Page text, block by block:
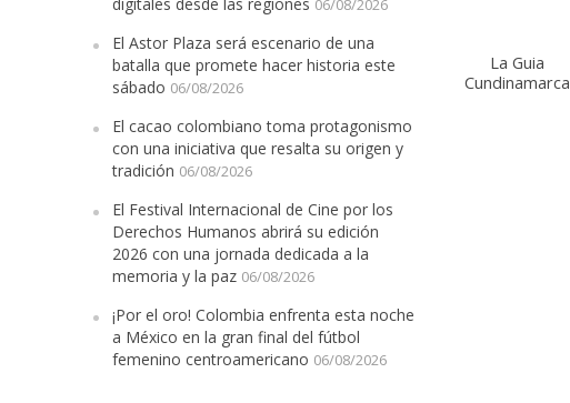
06/08/2026
El Astor Plaza será escenario de una
batalla que promete hacer historia este
sábado 06/08/2026
El cacao colombiano toma protagonismo
con una iniciativa que resalta su origen y
tradición 06/08/2026
El Festival Internacional de Cine por los
Derechos Humanos abrirá su edición
2026 con una jornada dedicada a la
memoria y la paz 06/08/2026
¡Por el oro! Colombia enfrenta esta noche
a México en la gran final del fútbol
femenino centroamericano 06/08/2026
La Guia
Cundinamarca